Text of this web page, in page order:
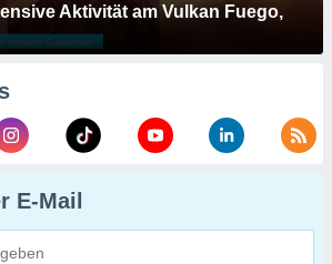
Aktivität am Vulkan Fuego,
E-Mail